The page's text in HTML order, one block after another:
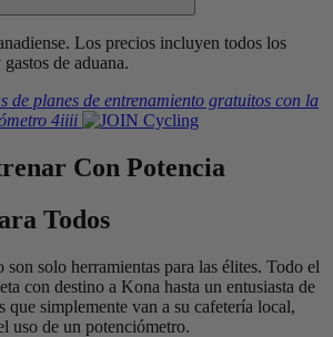
Los precios incluyen todos los
de aduana.
de planes de entrenamiento gratuitos con la
4iiii
Con Potencia
Todos
solo herramientas para las élites. Todo el
con destino a Kona hasta un entusiasta de
que simplemente van a su cafetería local,
uso de un potenciómetro.